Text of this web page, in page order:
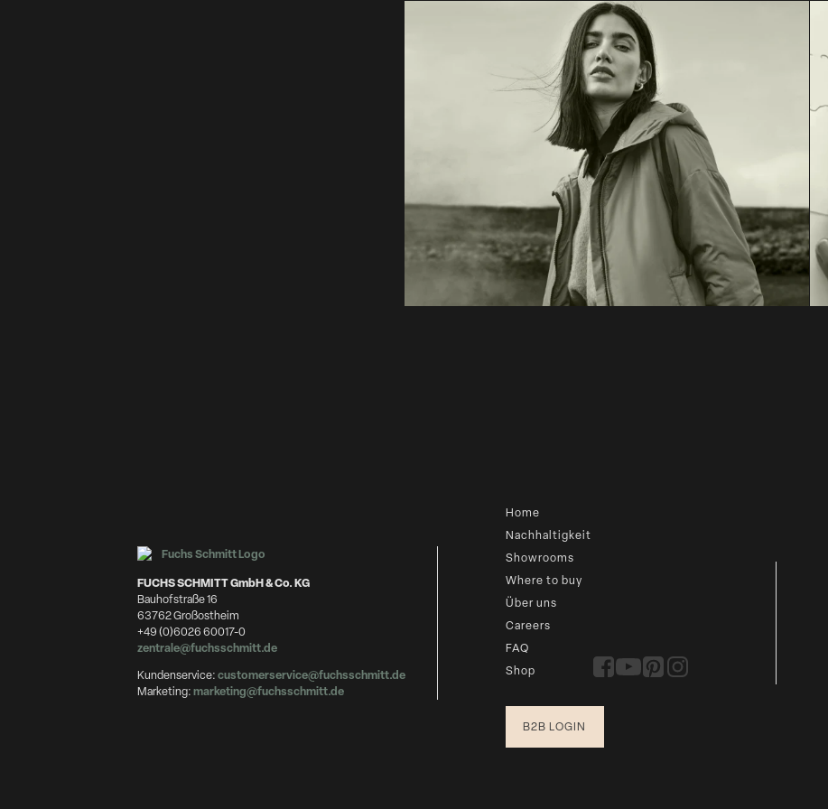
MATERIAL GUIDE WHERE TO BUY
FUCHS SCHMITT GmbH & Co. KG
Bauhofstraße 16
63762 Großostheim
+49 (0)6026 60017-0
zentrale@fuchsschmitt.de
Kundenservice:customerservice@fuchsschmitt.de
Marketing:marketing@fuchsschmitt.de
Home
Nachhaltigkeit
Showrooms
Where to buy
Über uns
Careers
FAQ
Shop
B2B LOGIN